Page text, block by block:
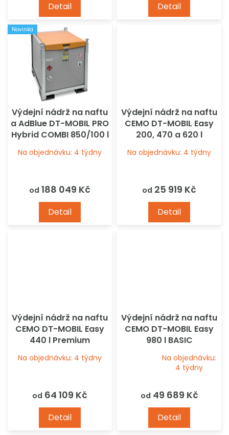
Detail Detail
Novinka
Výdejní nádrž na naftu
a AdBlue DT-MOBIL PRO
Hybrid COMBI 850/100 l
Na objednávku: 4 týdny
od 188 049 Kč
Detail
Výdejní nádrž na naftu
CEMO DT-MOBIL Easy
200, 470 a 620 l
Na objednávku: 4 týdny
od 25 919 Kč
Detail
Výdejní nádrž na naftu
CEMO DT-MOBIL Easy
440 l Premium
Na objednávku: 4 týdny
od 64 109 Kč
Detail
Výdejní nádrž na naftu
CEMO DT-MOBIL Easy
980 l BASIC
Na objednávku:
4 týdny
od 49 689 Kč
Detail